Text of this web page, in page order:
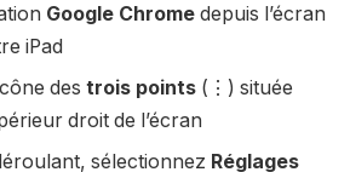
Google Chrome depuis l’écran
iPad
des trois points (⋮) située
droit de l’écran
sélectionnez Réglages